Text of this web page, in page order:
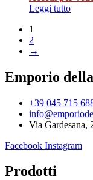
Leggi tutto
1
2
→
Emporio
+39 045 715
Via Gardesana,
Facebook Instagram
Prodotti